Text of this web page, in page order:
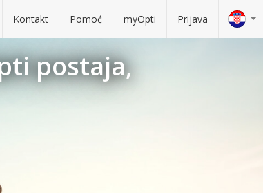
Kontakt Pomoć myOpti Prijava
postaja,